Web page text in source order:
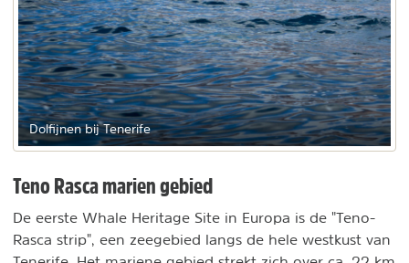
Dolfijnen bij Tenerife
Teno Rasca marien gebied
De eerste Whale Heritage Site in Europa is de "Teno-
Rasca strip", een zeegebied langs de hele westkust van